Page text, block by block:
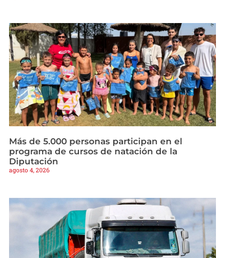
Más de 5.000 personas participan en el
programa de cursos de natación de la
Diputación
agosto 4, 2026